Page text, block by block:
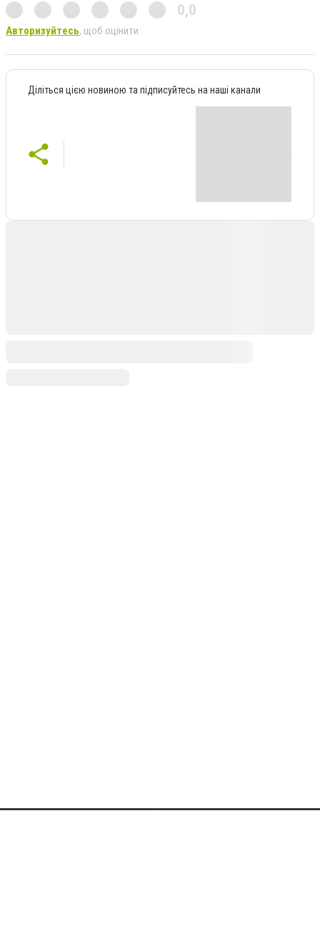
0,0
Авторизуйтесь, щоб оцінити
Діліться цією новиною та підписуйтесь на наші канали